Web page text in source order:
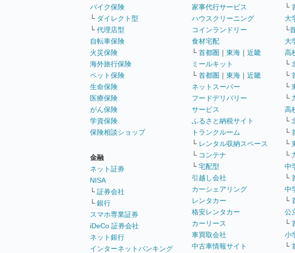
バイク保険
└ ダイレクト型
└ 代理店型
自転車保険
火災保険
海外旅行保険
ペット保険
生命保険
医療保険
がん保険
学資保険
保険相談ショップ
金融
ネット証券
NISA
└ 証券会社
└ 銀行
スマホ専業証券
iDeCo 証券会社
ネット銀行
インターネットバンキング
家事代行サービス
ハウスクリーニング
コインランドリー
食材宅配
└ 首都圏 ｜ 東海 ｜ 近畿
ミールキット
└ 首都圏 ｜ 東海 ｜ 近畿
ネットスーパー
フードデリバリー
サービス
ふるさと納税サイト
トランクルーム
└ レンタル収納スペース
└ コンテナ
└ 宅配型
引越し会社
カーシェアリング
レンタカー
格安レンタカー
カーリース
車買取会社
中古車情報サイト
└
大
└
大
高
└
└
└
└
高
└
└
└
└
中
└
中
└
公
└
小
└